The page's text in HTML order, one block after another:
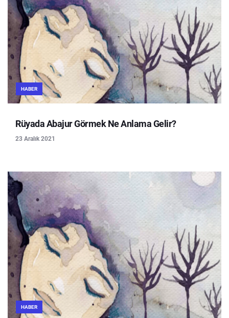
HABER
Rüyada Abajur Görmek Ne Anlama Gelir?
23 Aralık 2021
HABER